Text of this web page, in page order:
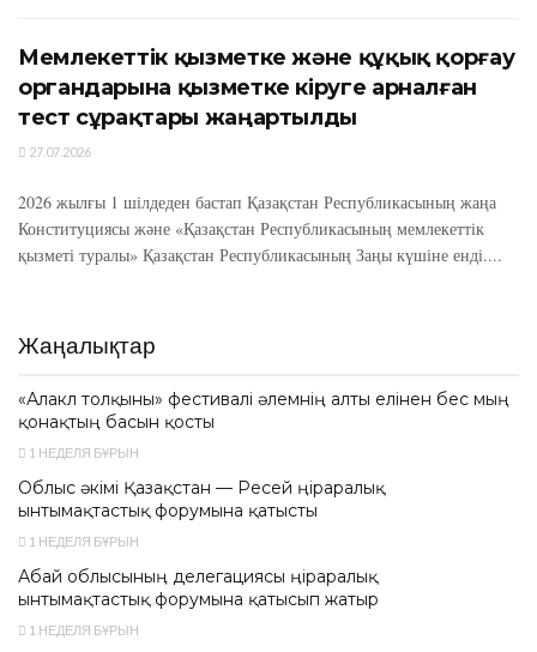
Мемлекеттік қызметке және құқық қорғау
органдарына қызметке кіруге арналған
тест сұрақтары жаңартылды
27.07.2026
2026 жылғы 1 шілдеден бастап Қазақстан Республикасының жаңа
Конституциясы және «Қазақстан Республикасының мемлекеттік
қызметі туралы» Қазақстан Республикасының Заңы күшіне енді....
Жаңалықтар
«Алакөл толқыны» фестивалі әлемнің алты елінен бес мың
қонақтың басын қосты
1 НЕДЕЛЯ БҰРЫН
Облыс әкімі Қазақстан — Ресей өңіраралық
ынтымақтастық форумына қатысты
1 НЕДЕЛЯ БҰРЫН
Абай облысының делегациясы өңіраралық
ынтымақтастық форумына қатысып жатыр
1 НЕДЕЛЯ БҰРЫН